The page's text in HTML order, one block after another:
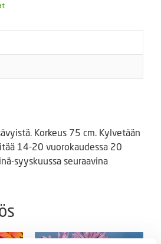
Korkeus 75 cm. Kylvetään
14-20 vuorokaudessa 20
syyskuussa seuraavina